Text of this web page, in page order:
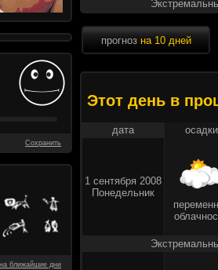
Сохранить
на ближайшие дни
прогноз на 10 дней
Этот день в
дата осадки
1 сентября 2008
Понедельник